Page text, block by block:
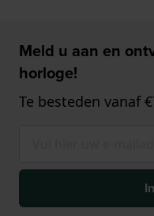
Meld u aan en
horloge!
Te besteden vanaf